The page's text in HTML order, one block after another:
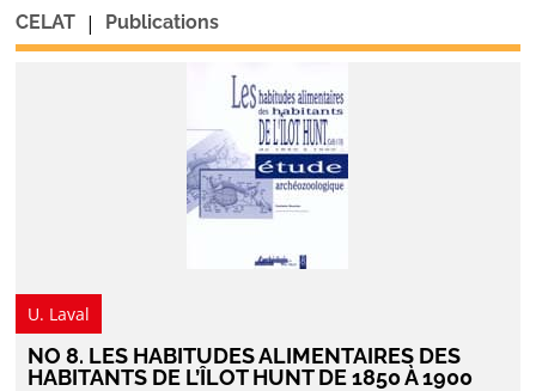
CELAT | Publications
U. Laval
NO 8. LES HABITUDES ALIMENTAIRES DES
HABITANTS DE L’ÎLOT HUNT DE 1850 À 1900